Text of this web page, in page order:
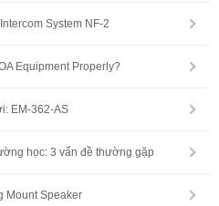
System NF-2
Equipment Properly?
EM-362-AS
học: 3 vấn đề thường gặp
Mount Speaker